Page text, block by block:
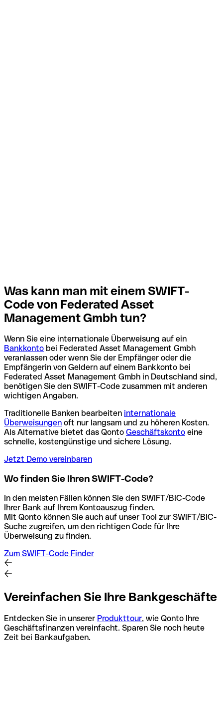
Was kann man mit einem SWIFT-
Code von Federated Asset
Management Gmbh tun?
Wenn Sie eine internationale Überweisung auf ein
Bankkonto bei Federated Asset Management Gmbh
veranlassen oder wenn Sie der Empfänger oder die
Empfängerin von Geldern auf einem Bankkonto bei
Federated Asset Management Gmbh in Deutschland sind,
benötigen Sie den SWIFT-Code zusammen mit anderen
wichtigen Angaben.
Traditionelle Banken bearbeiten internationale
Überweisungen oft nur langsam und zu höheren Kosten.
Als Alternative bietet das Qonto Geschäftskonto eine
schnelle, kostengünstige und sichere Lösung.
Jetzt Demo vereinbaren
Wo finden Sie Ihren SWIFT-Code?
In den meisten Fällen können Sie den SWIFT/BIC-Code
Ihrer Bank auf Ihrem Kontoauszug finden.
Mit Qonto können Sie auch auf unser Tool zur SWIFT/BIC-
Suche zugreifen, um den richtigen Code für Ihre
Überweisung zu finden.
Zum SWIFT-Code Finder
Vereinfachen Sie Ihre Bankgeschäfte
Entdecken Sie in unserer Produkttour, wie Qonto Ihre
Geschäftsfinanzen vereinfacht. Sparen Sie noch heute
Zeit bei Bankaufgaben.